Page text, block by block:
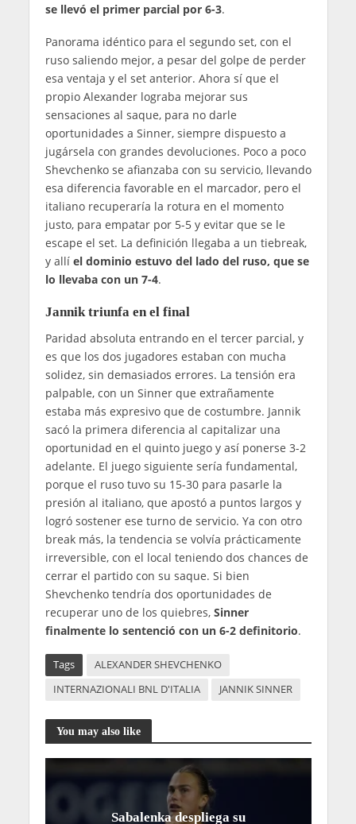
se llevó el primer parcial por 6-3.
Panorama idéntico para el segundo set, con el
ruso saliendo mejor, a pesar del golpe de perder
esa ventaja y el set anterior. Ahora sí que el
propio Alexander lograba mejorar sus
sensaciones al saque, para no darle
oportunidades a Sinner, siempre dispuesto a
jugársela con grandes devoluciones. Poco a poco
Shevchenko se afianzaba con su servicio, llevando
esa diferencia favorable en el marcador, pero el
italiano recuperaría la rotura en el momento
justo, para empatar por 5-5 y evitar que se le
escape el set. La definición llegaba a un tiebreak,
y allí el dominio estuvo del lado del ruso, que se
lo llevaba con un 7-4.
Jannik triunfa en el final
Paridad absoluta entrando en el tercer parcial, y
es que los dos jugadores estaban con mucha
solidez, sin demasiados errores. La tensión era
palpable, con un Sinner que extrañamente
estaba más expresivo que de costumbre. Jannik
sacó la primera diferencia al capitalizar una
oportunidad en el quinto juego y así ponerse 3-2
adelante. El juego siguiente sería fundamental,
porque el ruso tuvo su 15-30 para pasarle la
presión al italiano, que apostó a puntos largos y
logró sostener ese turno de servicio. Ya con otro
break más, la tendencia se volvía prácticamente
irreversible, con el local teniendo dos chances de
cerrar el partido con su saque. Si bien
Shevchenko tendría dos oportunidades de
recuperar uno de los quiebres, Sinner
finalmente lo sentenció con un 6-2 definitorio.
Tags
ALEXANDER SHEVCHENKO
INTERNAZIONALI BNL D'ITALIA
JANNIK SINNER
You may also like
Sabalenka despliega su